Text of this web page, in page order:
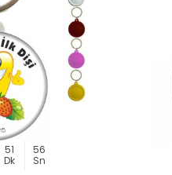
51
Dk
56
Sn